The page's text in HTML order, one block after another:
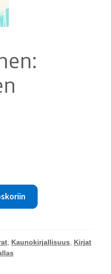
, Kaunokirjallisuus
Kirjat